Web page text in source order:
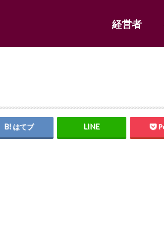
経営者
はてブ